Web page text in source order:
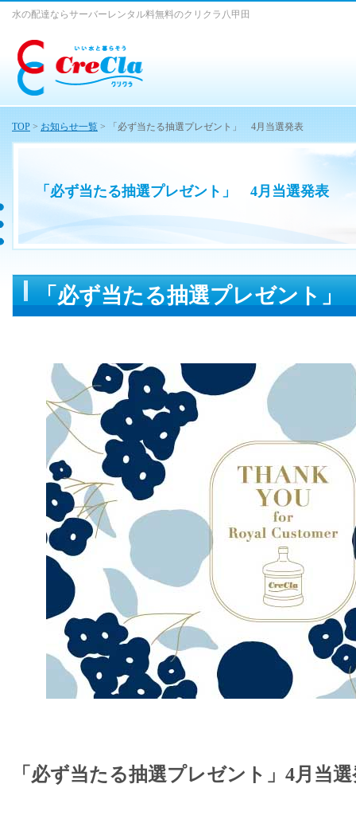
「必ず当たる抽選プレゼント」 4月当選発表
水の配達ならサーバーレンタル料無料のクリクラ八甲田
「必ず当たる抽選プレゼント
「必ず当たる抽選プレゼント」4月当
TOP > お知らせ一覧 > 「必ず当たる抽選プレゼント」 4月当選発表